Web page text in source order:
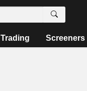
Trading Screeners